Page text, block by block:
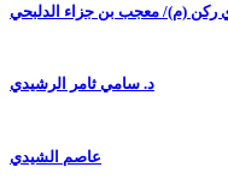
ركن (م)/ معجب بن جزاء الدلبحي
د. سامي ثامر الرشيدي
عاصم الشيدي